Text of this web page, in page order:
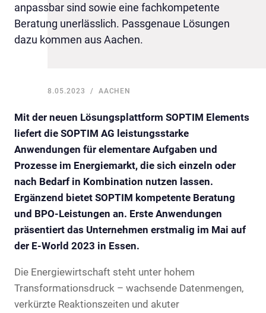
anpassbar sind sowie eine fachkompetente
Beratung unerlässlich. Passgenaue Lösungen
dazu kommen aus Aachen.
8.05.2023 AACHEN
Mit der neuen Lösungsplattform SOPTIM Elements
liefert die SOPTIM AG leistungsstarke
Anwendungen für elementare Aufgaben und
Prozesse im Energiemarkt, die sich einzeln oder
nach Bedarf in Kombination nutzen lassen.
Ergänzend bietet SOPTIM kompetente Beratung
und BPO-Leistungen an. Erste Anwendungen
präsentiert das Unternehmen erstmalig im Mai auf
der E-World 2023 in Essen.
Die Energiewirtschaft steht unter hohem
Transformationsdruck – wachsende Datenmengen,
verkürzte Reaktionszeiten und akuter